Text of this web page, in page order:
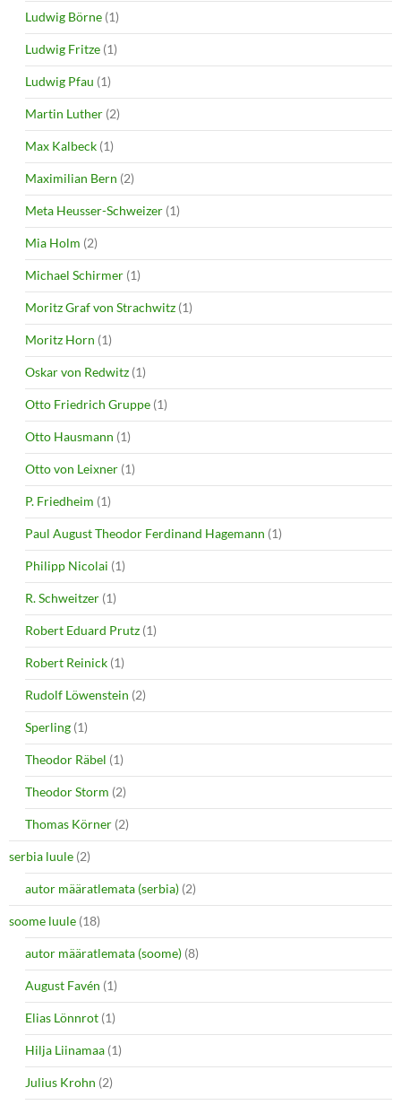
Ludwig Börne (1)
Ludwig Fritze (1)
Ludwig Pfau (1)
Martin Luther (2)
Max Kalbeck (1)
Maximilian Bern (2)
Meta Heusser-Schweizer (1)
Mia Holm (2)
Michael Schirmer (1)
Moritz Graf von Strachwitz (1)
Moritz Horn (1)
Oskar von Redwitz (1)
Otto Friedrich Gruppe (1)
Otto Hausmann (1)
Otto von Leixner (1)
P. Friedheim (1)
Paul August Theodor Ferdinand Hagemann (1)
Philipp Nicolai (1)
R. Schweitzer (1)
Robert Eduard Prutz (1)
Robert Reinick (1)
Rudolf Löwenstein (2)
Sperling (1)
Theodor Räbel (1)
Theodor Storm (2)
Thomas Körner (2)
serbia luule (2)
autor määratlemata (serbia) (2)
soome luule (18)
autor määratlemata (soome) (8)
August Favén (1)
Elias Lönnrot (1)
Hilja Liinamaa (1)
Julius Krohn (2)